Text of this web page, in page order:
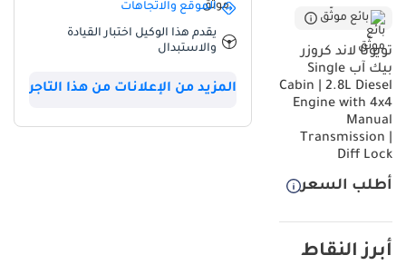
بائع موثّق
تويوتا لاند كروزر
بيك آب Single
Cabin | 2.8L Diesel
Engine with 4x4
Manual
Transmission |
Diff Lock
أطلب السعر
أبرز النقاط
الموقع والاتجاهات
يقدم هذا الوكيل اختبار القيادة
والاستبدال
المزيد من الإعلانات من هذا التاجر